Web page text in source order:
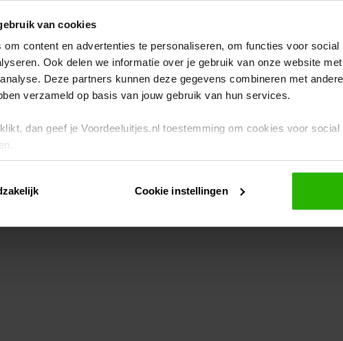
van cookies
om content en advertenties te personaliseren, om functies voor
Ook delen we informatie over je gebruik van onze website
Deze partners kunnen deze gegevens combineren met
verzameld op basis van jouw gebruik van hun services.
dan geef je Voordeeluitjes.nl toestemming om cookies voor
kun je ook zelf instellen welke cookies worden geplaatst. Je kunt je
.
Cookie instellingen
exception has occurred while loadingwww.voordeeluitjes.nl (see the